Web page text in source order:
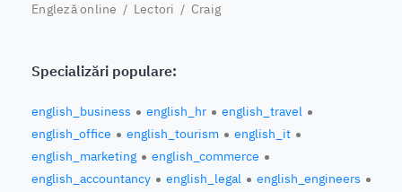
Engleză online / Lectori / Craig
Specializări populare:
english_business english_hr
english_travel
english_office
english_tourism
english_it
english_marketing
english_commerce
english_accountancy
english_legal
english_engineers